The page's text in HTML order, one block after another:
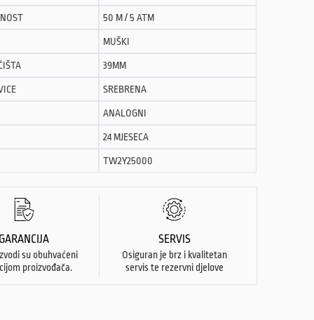
50 M / 5 ATM
MUŠKI
39MM
SREBRENA
ANALOGNI
24 MJESECA
TW2Y25000
su obuhvaćeni
proizvođača.
SERVIS
Osiguran je brz i kvalitetan
servis te rezervni djelove